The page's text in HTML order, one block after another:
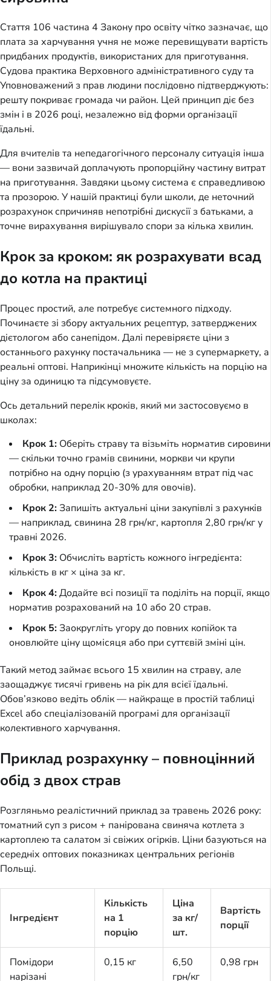
Стаття 106 частина 4 Закону про освіту чітко зазначає, що
плата за харчування учня не може перевищувати вартість
придбаних продуктів, використаних для приготування.
Судова практика Верховного адміністративного суду та
Уповноважений з прав людини послідовно підтверджують:
решту покриває громада чи район. Цей принцип діє без
змін і в 2026 році, незалежно від форми організації
їдальні.
Для вчителів та непедагогічного персоналу ситуація інша
— вони зазвичай доплачують пропорційну частину витрат
на приготування. Завдяки цьому система є справедливою
та прозорою. У нашій практиці були школи, де неточний
розрахунок спричиняв непотрібні дискусії з батьками, а
точне вирахування вирішувало спори за кілька хвилин.
Крок за кроком: як розрахувати всад
до котла на практиці
Процес простий, але потребує системного підходу.
Починаєте зі збору актуальних рецептур, затверджених
дієтологом або санепідом. Далі перевіряєте ціни з
останнього рахунку постачальника — не з супермаркету, а
реальні оптові. Наприкінці множите кількість на порцію на
ціну за одиницю та підсумовуєте.
Ось детальний перелік кроків, який ми застосовуємо в
школах:
Крок 1: Оберіть страву та візьміть норматив сировини
— скільки точно грамів свинини, моркви чи крупи
потрібно на одну порцію (з урахуванням втрат під час
обробки, наприклад 20-30% для овочів).
Крок 2:Запишіть актуальні ціни закупівлі з рахунків
— наприклад, свинина 28 грн/кг, картопля 2,80 грн/кг у
травні 2026.
Крок 3: Обчисліть вартість кожного інгредієнта:
кількість в кг × ціна за кг.
Крок 4:Додайте всі позиції та поділіть на порції, якщо
норматив розрахований на 10 або 20 страв.
Крок 5:Заокругліть угору до повних копійок та
оновлюйте ціну щомісяця або при суттєвій зміні цін.
Такий метод займає всього 15 хвилин на страву, але
заощаджує тисячі гривень на рік для всієї їдальні.
Обов’язково ведіть облік — найкраще в простій таблиці
Excel або спеціалізованій програмі для організації
колективного харчування.
Приклад розрахунку – повноцінний
обід з двох страв
Розгляньмо реалістичний приклад за травень 2026 року:
томатний суп з рисом + панірована свиняча котлета з
картоплею та салатом зі свіжих огірків. Ціни базуються на
середніх оптових показниках центральних регіонів
Польщі.
Інгредієнт
Кількість
на 1
порцію
Ціна
за кг/
шт.
Вартість
порції
Помідори
нарізані
0,15 кг
6,50
грн/кг
0,98 грн